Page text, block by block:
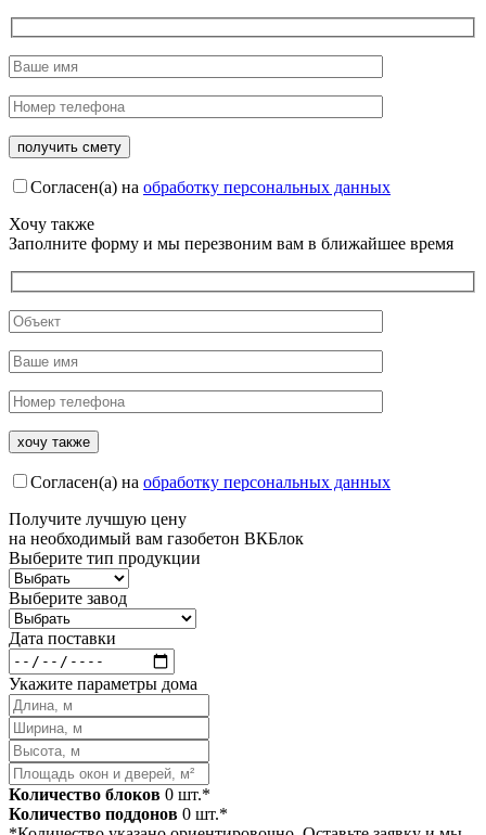
Согласен(а) на обработку персональных данных
Хочу также
Заполните форму и мы перезвоним вам в ближайшее время
Согласен(а) на обработку персональных данных
Получите лучшую цену
на необходимый вам газобетон ВКБлок
Выберите тип продукции
Выберите завод
Дата поставки
Укажите параметры дома
Количество блоков 0 шт.*
Количество поддонов 0 шт.*